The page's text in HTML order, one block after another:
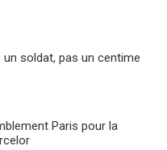
un soldat, pas un centime
Paris pour la